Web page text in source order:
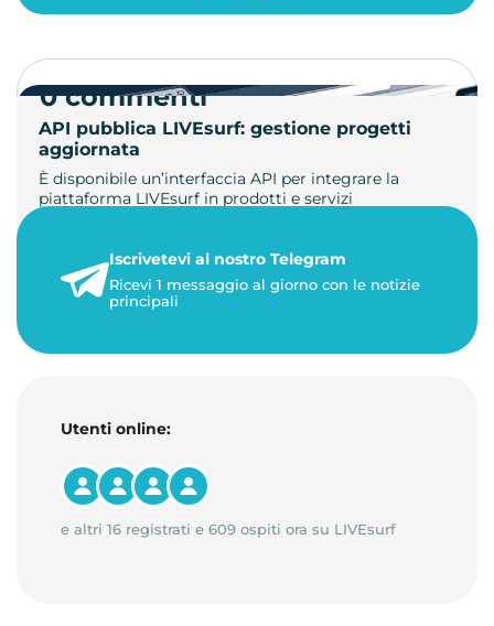
API pubblica LIVEsurf: gestione progetti
aggiornata
È disponibile un’interfaccia API per integrare la
piattaforma LIVEsurf in prodotti e servizi
23 maggio 2026
1 minuto di lettura
0 commenti
Iscrivetevi al nostro Telegram
Ricevi 1 messaggio al giorno con le notizie
principali
Utenti online:
e altri 16 registrati e 609 ospiti ora su LIVEsurf